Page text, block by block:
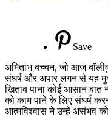
Save
अमिताभ बच्चन, जो आज
संघर्ष और अपार लगन से यह
खिताब पाना कोई आसान
को काम पाने के लिए संघर्ष
आत्मविश्वास ने उन्हें असंभव